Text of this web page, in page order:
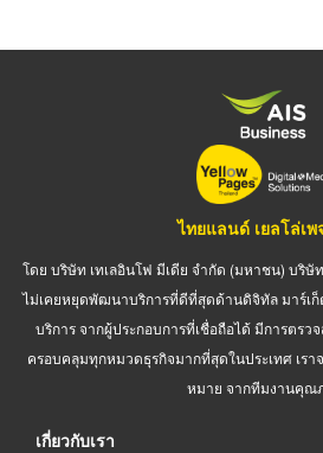
ไทยแลนด์ เยลโล่เพ
โดย บริษัท เทเลอินโฟ มีเดีย จำกัด (มหาชน) บริษั
ไม่เคยหยุดพัฒนาบริการที่ดีที่สุดด้านดิจิทัล มาร์เ
บริการ จากผู้ประกอบการที่เชื่อถือได้ มีการตร
ครอบคลุมทุกหมวดธุรกิจมากที่สุดในประเทศ เร
หมาย จากทีมงานคุณ
เกี่ยวกับเรา